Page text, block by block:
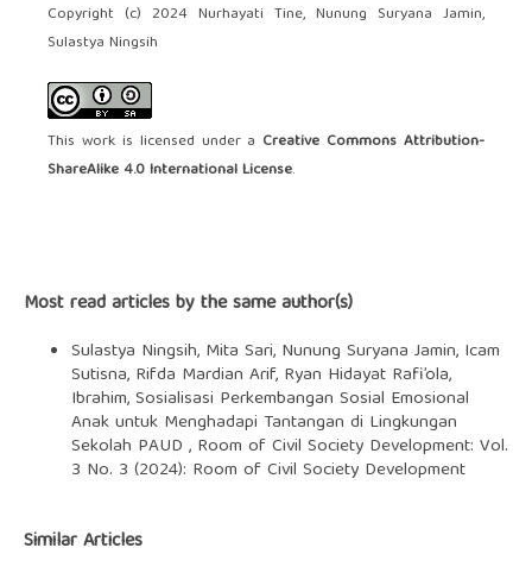
Copyright (c) 2024 Nurhayati Tine, Nunung Suryana Jamin,
Sulastya Ningsih
This work is licensed under a Creative Commons Attribution-
ShareAlike 4.0 International License.
Most read articles by the same author(s)
Sulastya Ningsih, Mita Sari, Nunung Suryana Jamin, Icam
Sutisna, Rifda Mardian Arif, Ryan Hidayat Rafi’ola,
Ibrahim,Sosialisasi Perkembangan Sosial Emosional
Anak untuk Menghadapi Tantangan di Lingkungan
Sekolah PAUD , Room of Civil Society Development: Vol.
3 No. 3 (2024): Room of Civil Society Development
Similar Articles